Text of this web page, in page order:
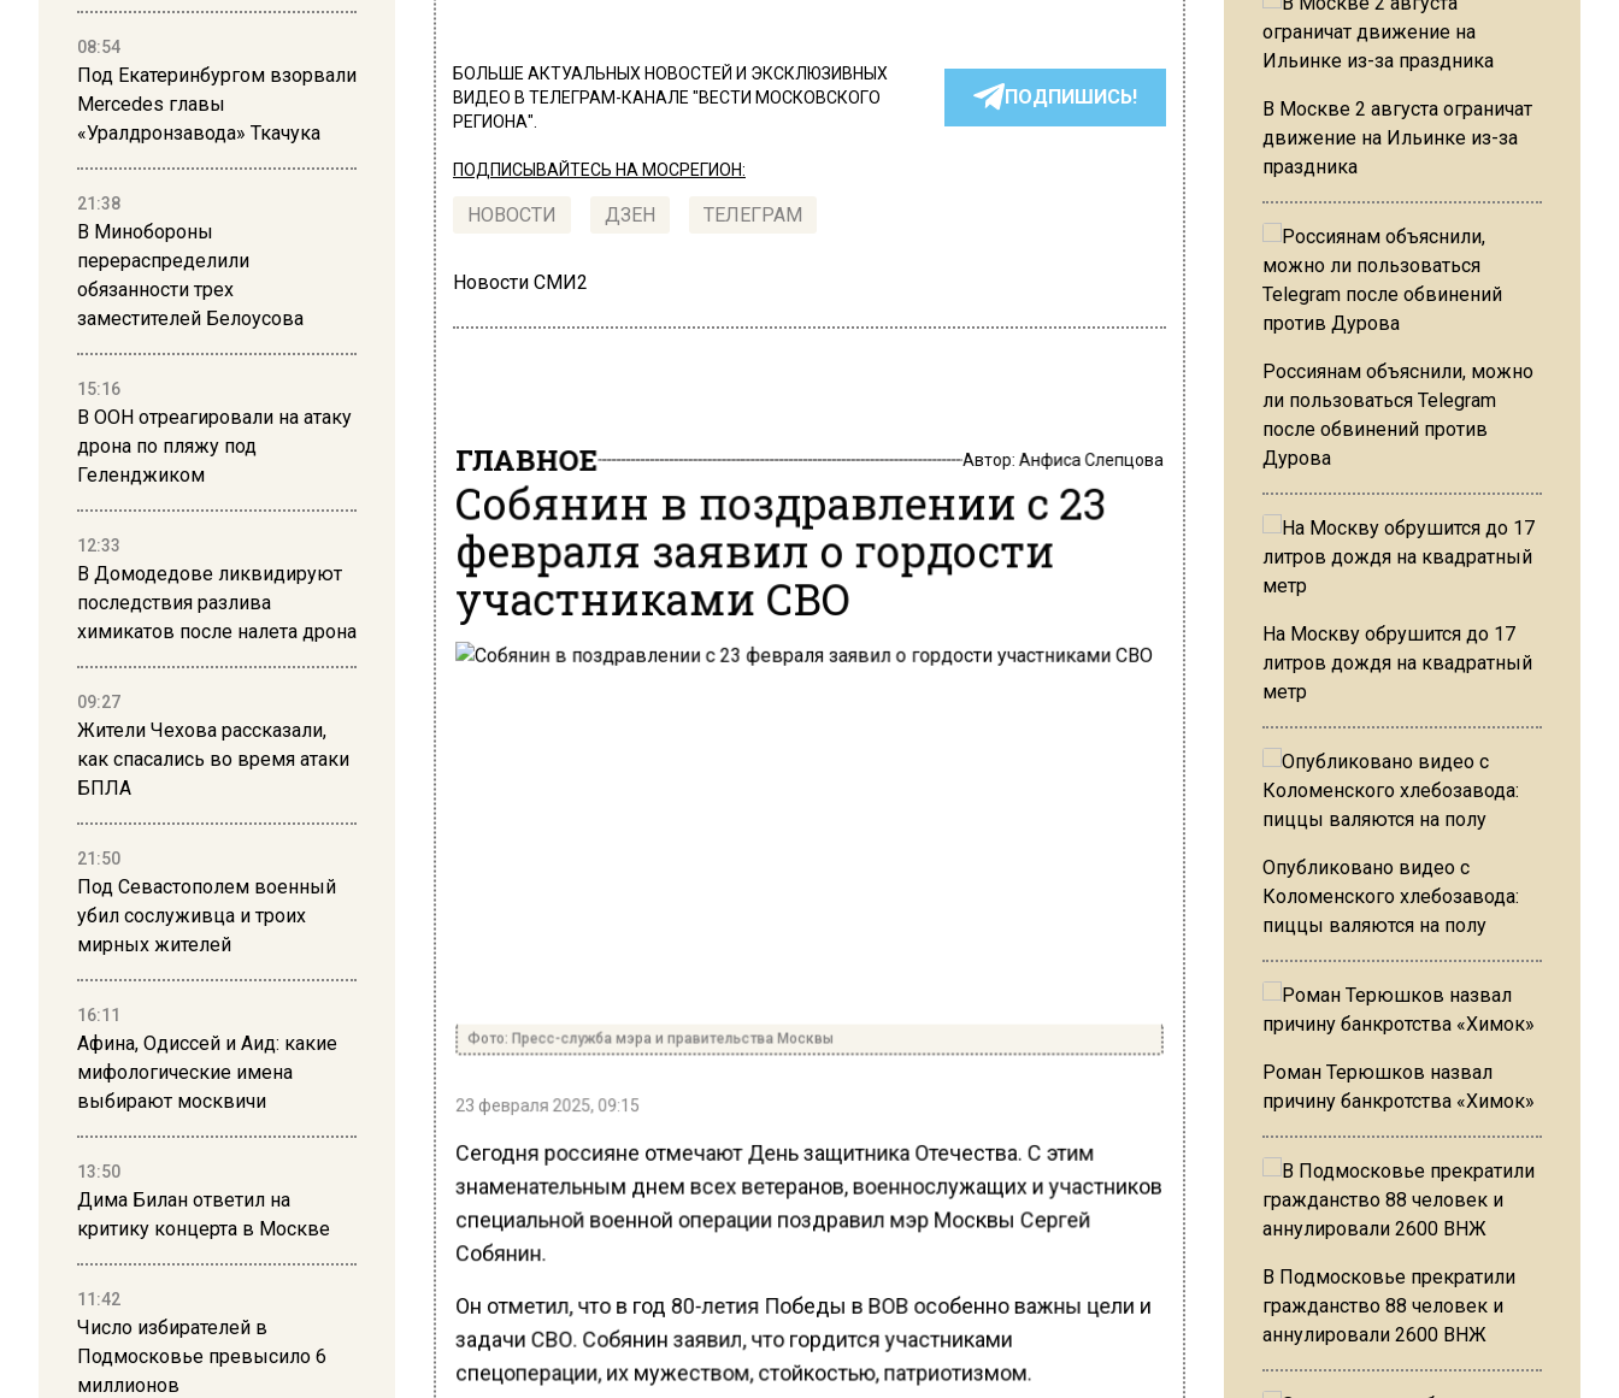
08:54
Под Екатеринбургом взорвали
Mercedes главы
«Уралдронзавода» Ткачука
21:38
В Минобороны
перераспределили
обязанности трех
заместителей Белоусова
15:16
В ООН отреагировали на атаку
дрона по пляжу под
Геленджиком
12:33
В Домодедове ликвидируют
последствия разлива
химикатов после налета дрона
09:27
Жители Чехова рассказали,
как спасались во время атаки
БПЛА
21:50
Под Севастополем военный
убил сослуживца и троих
мирных жителей
16:11
Афина, Одиссей и Аид: какие
мифологические имена
выбирают москвичи
13:50
Дима Билан ответил на
критику концерта в Москве
11:42
Число избирателей в
Подмосковье превысило 6
миллионов
БОЛЬШЕ АКТУАЛЬНЫХ НОВОСТЕЙ И ЭКСКЛЮЗИВНЫХ
ВИДЕО В ТЕЛЕГРАМ-КАНАЛЕ "ВЕСТИ МОСКОВСКОГО
РЕГИОНА".
ПОДПИШИСЬ!
ПОДПИСЫВАЙТЕСЬ НА МОСРЕГИОН:
НОВОСТИ ДЗЕН ТЕЛЕГРАМ
Новости СМИ2
ГЛАВНОЕ Автор: Анфиса Слепцова
Собянин в поздравлении с 23
февраля заявил о гордости
участниками СВО
Фото: Пресс-служба мэра и правительства Москвы
23 февраля 2025, 09:15
Сегодня россияне отмечают День защитника Отечества. С этим
знаменательным днем всех ветеранов, военнослужащих и участников
специальной военной операции поздравил мэр Москвы Сергей
Собянин.
Он отметил, что в год 80-летия Победы в ВОВ особенно важны цели и
задачи СВО. Собянин заявил, что гордится участниками
спецоперации, их мужеством, стойкостью, патриотизмом.
В Москве 2 августа ограничат
движение на Ильинке из-за
праздника
Россиянам объяснили, можно
ли пользоваться Telegram
после обвинений против
Дурова
На Москву обрушится до 17
литров дождя на квадратный
метр
Опубликовано видео с
Коломенского хлебозавода:
пиццы валяются на полу
Роман Терюшков назвал
причину банкротства «Химок»
В Подмосковье прекратили
гражданство 88 человек и
аннулировали 2600 ВНЖ